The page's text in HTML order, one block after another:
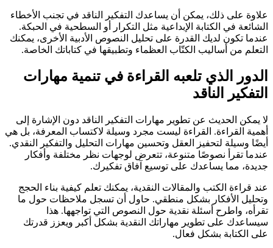
علاوة على ذلك، يمكن أن يساعدك التفكير الناقد في تجنب الأخطاء
الشائعة في الكتابة الإبداعية مثل التكرار أو السطحية في الحبكة.
عندما تكون لديك القدرة على تحليل النصوص الأدبية الأخرى، يمكنك
التعلم من أساليب الكتّاب العظماء وتطبيقها في كتاباتك الخاصة.
الدور الذي تلعبه القراءة في تنمية مهارات
التفكير الناقد
لا يمكن الحديث عن تطوير مهارات التفكير الناقد دون الإشارة إلى
أهمية القراءة. القراءة ليست مجرد وسيلة لاكتساب المعرفة، بل هي
أيضًا وسيلة لتحفيز العقل وتحسين مهارات التحليل والتفكير النقدي.
عندما تقرأ نصوصًا متنوعة، تتعرض لوجهات نظر مختلفة وأفكار
جديدة، مما يساعدك على توسيع آفاق تفكيرك.
عند قراءة الكتب والمقالات النقدية، يمكنك تعلم كيفية بناء الحجج
وتحليل الأفكار بشكل منطقي. حاول أن تسجل ملاحظات حول ما
تقرأه، واطرح أسئلة نقدية حول النصوص التي تواجهها. هذا
سيساعدك على تطوير مهاراتك النقدية بشكل أكبر ويعزز قدرتك
على الكتابة بشكل فعال.